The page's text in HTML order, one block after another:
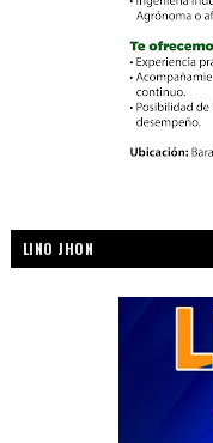
LINO JHON